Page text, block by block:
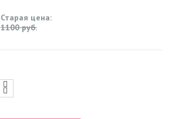
Старая цена:
1100 руб.